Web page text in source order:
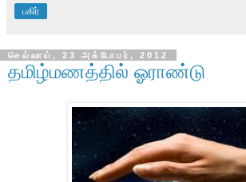
பகிர்
செவ்வாய், 23 அக்டோபர், 2012
தமிழ்மணத்தில் ஓராண்டு